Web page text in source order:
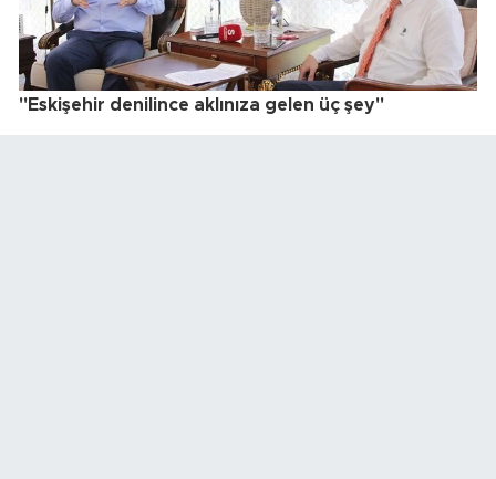
"Eskişehir denilince aklınıza gelen üç şey"